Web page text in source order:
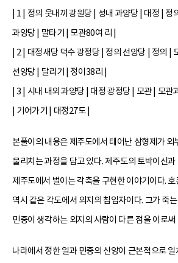
| 1 | 정의 웃내끼 광원당 | 성내 과양당 | 대정 | 정
과양당 | 말타기 | 모관80여 리 |
| 2 | 대정새당 덕수 광정당 | 정의 선앙당 | 정의 |
선앙당 | 달리기 | 정이38리 |
| 3 | 시내 내외 과양당 | 대정 광정당 | 모관 | 모관
| 기어가기 | 대정27도 |
본풀이의 내용은 제주도에서 태어난 삼형제가 외
물리치는 과정을 담고 있다. 제주도의 토박이신과
제주도에서 벌이는 각축을 구현한 이야기이다.
역시 같은 각도에서 외지의 침입자이다. 그가 죽
민중이 생각하는 외지의 사람이 다른 점을 이로써
나라에서 정한 일과 민중의 신앙이 근본적으로